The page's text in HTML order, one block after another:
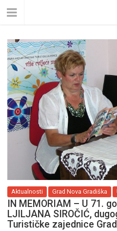
Aktualnosti Grad Nova Gradiška
IN MEMORIAM – U 71.
LJILJANA SIROČIĆ,
Turističke zajednice